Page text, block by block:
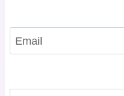
Email